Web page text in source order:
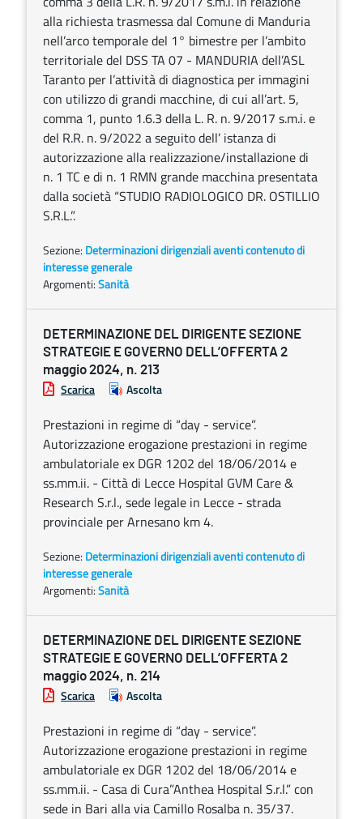
alla richiesta trasmessa dal Comune di Manduria
nell’arco temporale del 1° bimestre per l’ambito
territoriale del DSS TA 07 - MANDURIA dell’ASL
Taranto per l’attività di diagnostica per immagini
con utilizzo di grandi macchine, di cui all’art. 5,
comma 1, punto 1.6.3 della L. R. n. 9/2017 s.m.i. e
del R.R. n. 9/2022 a seguito dell’ istanza di
autorizzazione alla realizzazione/installazione di
n. 1 TC e di n. 1 RMN grande macchina presentata
dalla società “STUDIO RADIOLOGICO DR. OSTILLIO
S.R.L.”.
Sezione: Determinazioni dirigenziali aventi contenuto di
interesse generale
Argomenti:Sanità
DETERMINAZIONE DEL DIRIGENTE SEZIONE
STRATEGIE E GOVERNO DELL’OFFERTA 2
maggio 2024, n. 213
Scarica Ascolta
Prestazioni in regime di “day - service”.
Autorizzazione erogazione prestazioni in regime
ambulatoriale ex DGR 1202 del 18/06/2014 e
ss.mm.ii. - Città di Lecce Hospital GVM Care &
Research S.r.l., sede legale in Lecce - strada
provinciale per Arnesano km 4.
Sezione: Determinazioni dirigenziali aventi contenuto di
interesse generale
Argomenti:Sanità
DETERMINAZIONE DEL DIRIGENTE SEZIONE
STRATEGIE E GOVERNO DELL’OFFERTA 2
maggio 2024, n. 214
Scarica Ascolta
Prestazioni in regime di “day - service”.
Autorizzazione erogazione prestazioni in regime
ambulatoriale ex DGR 1202 del 18/06/2014 e
ss.mm.ii. - Casa di Cura”Anthea Hospital S.r.l.” con
sede in Bari alla via Camillo Rosalba n. 35/37.